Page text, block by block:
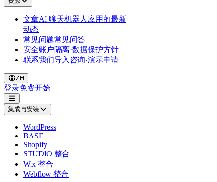
文章AI 聊天机器人应用的最新
动态
常见问题常见问答
安全账户隔离·数据保护方针
联系我们导入咨询·演示申请
ZH
登录免费开始
集成与安装
WordPress
BASE
Shopify
STUDIO 整合
Wix 整合
Webflow 整合